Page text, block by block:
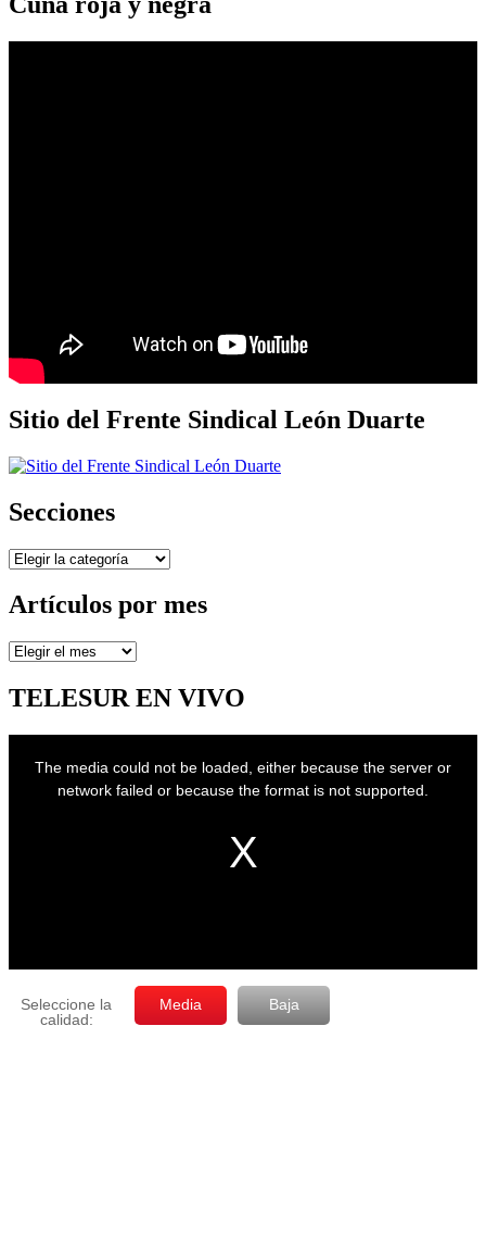
Sitio del Frente Sindical León Duarte
Secciones
Secciones
Artículos por mes
Artículos
mes
TELESUR EN VIVO